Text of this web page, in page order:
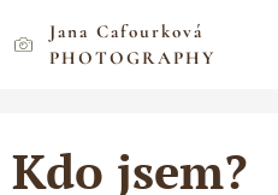
Jana
PHOTOGRAPHY
Kdo jsem?